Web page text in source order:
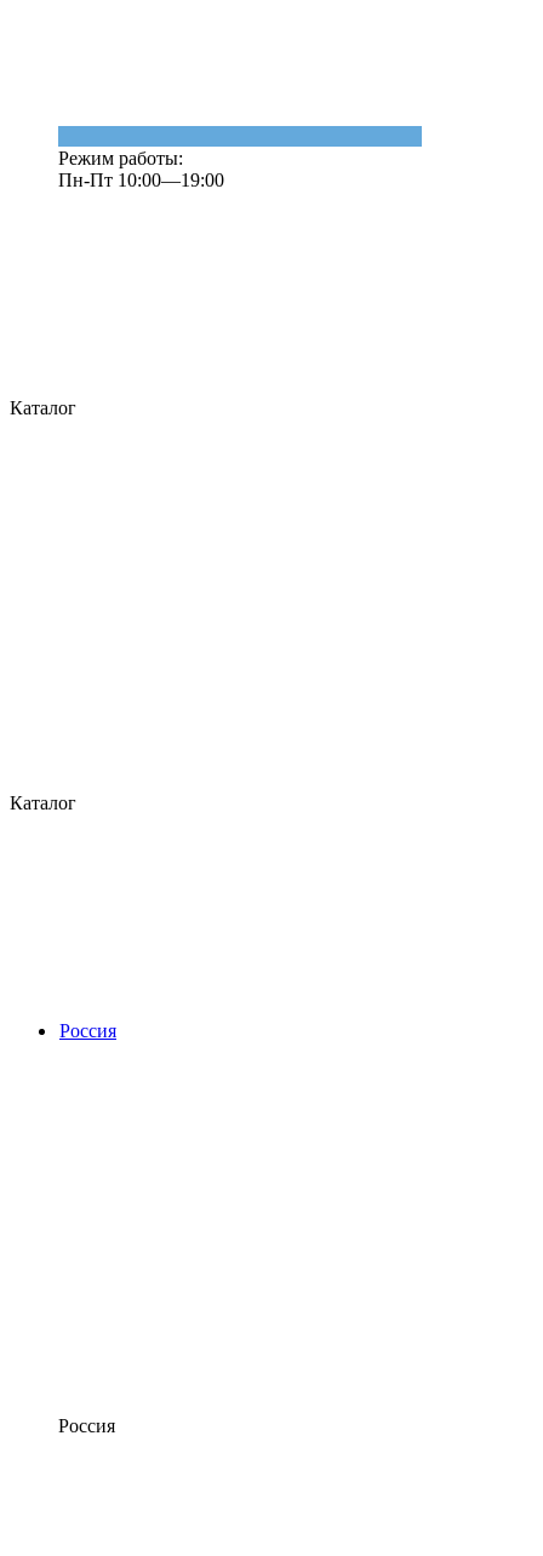
Режим работы:
Пн-Пт 10:00—19:00
Каталог
Каталог
Россия
Россия